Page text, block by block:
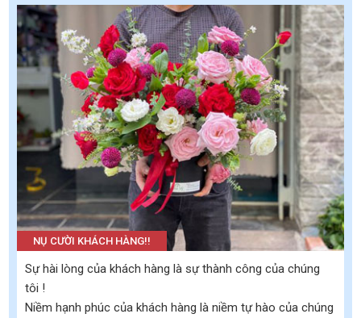
NỤ CƯỜI KHÁCH HÀNG!!
Sự hài lòng của khách hàng là sự thành công của chúng
tôi !
Niềm hạnh phúc của khách hàng là niềm tự hào của chúng